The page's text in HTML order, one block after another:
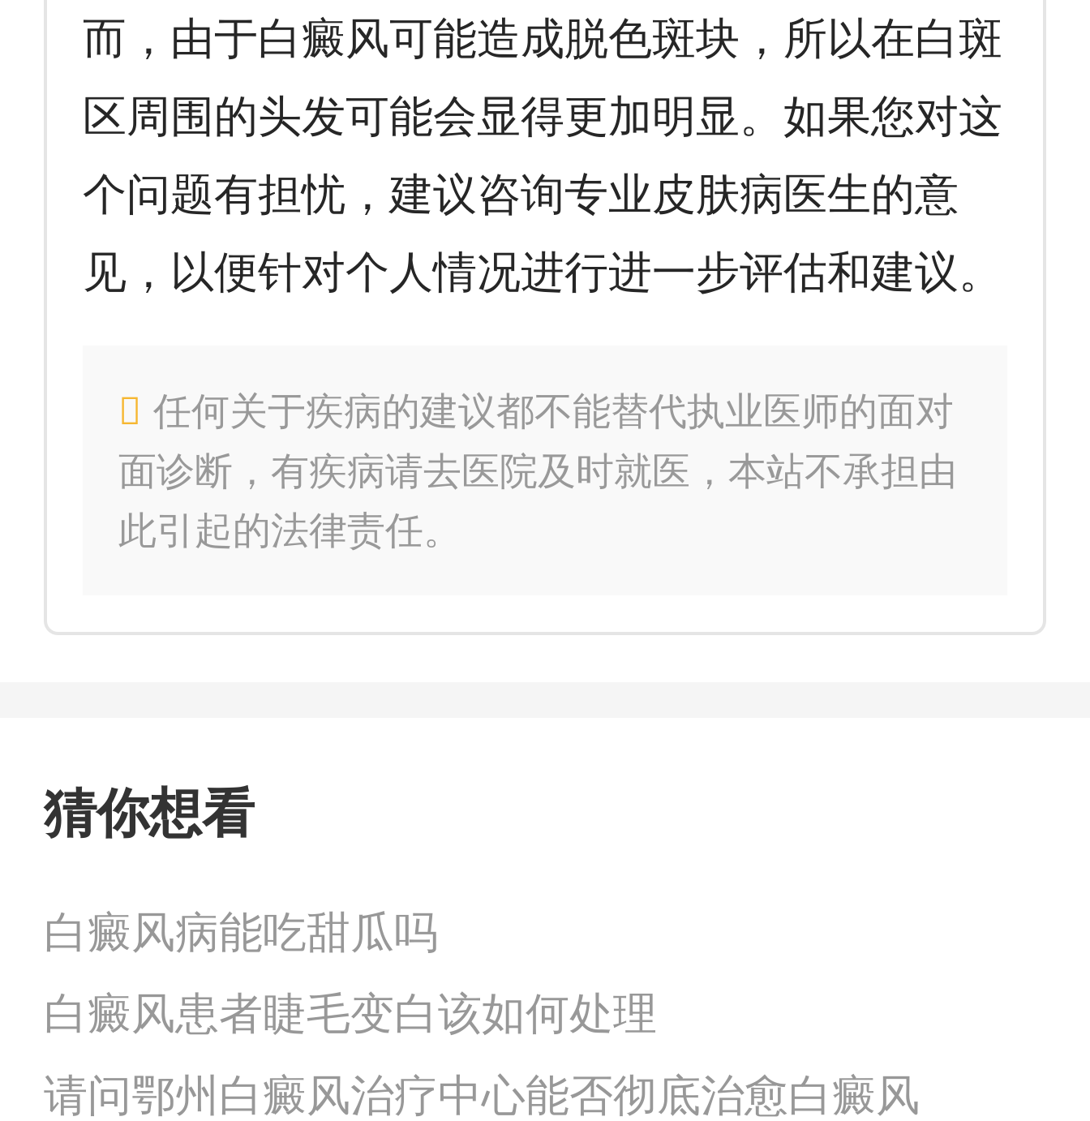
而，由于白癜风可能造成脱色斑块，所以在白斑
区周围的头发可能会显得更加明显。如果您对这
个问题有担忧，建议咨询专业皮肤病医生的意
见，以便针对个人情况进行进一步评估和建议。
任何关于疾病的建议都不能替代执业医师的面对
面诊断，有疾病请去医院及时就医，本站不承担由
此引起的法律责任。
猜你想看
白癜风病能吃甜瓜吗
白癜风患者睫毛变白该如何处理
请问鄂州白癜风治疗中心能否彻底治愈白癜风